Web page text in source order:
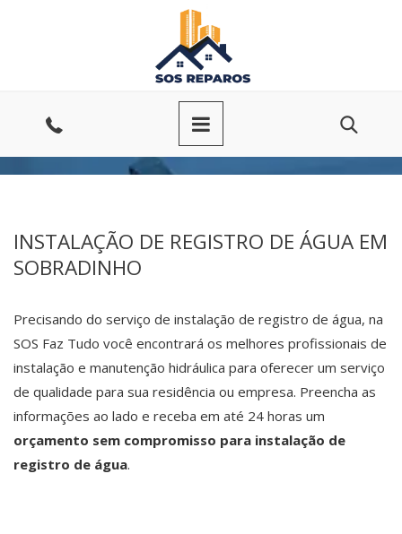
INSTALAÇÃO DE REGISTRO DE ÁGUA EM
SOBRADINHO
Precisando do serviço de instalação de registro de água, na
SOS Faz Tudo você encontrará os melhores profissionais de
instalação e manutenção hidráulica para oferecer um serviço
de qualidade para sua residência ou empresa. Preencha as
informações ao lado e receba em até 24 horas um
orçamento sem compromisso para instalação de
registro de água.